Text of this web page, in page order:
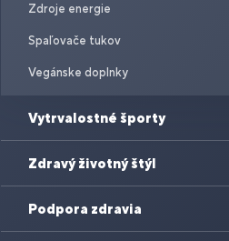
Zdroje energie
Spaľovače tukov
Vegánske doplnky
Vytrvalostné športy
Zdravý životný štýl
Podpora zdravia